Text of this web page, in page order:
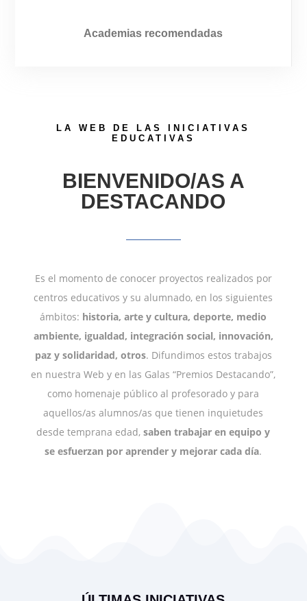
Academias recomendadas
LA WEB DE LAS INICIATIVAS
EDUCATIVAS
BIENVENIDO/AS A
DESTACANDO
Es el momento de conocer proyectos realizados por
centros educativos y su alumnado, en los siguientes
ámbitos: historia, arte y cultura, deporte, medio
ambiente, igualdad, integración social, innovación,
paz y solidaridad, otros. Difundimos estos trabajos
en nuestra Web y en las Galas “Premios Destacando”,
como homenaje público al profesorado y para
aquellos/as alumnos/as que tienen inquietudes
desde temprana edad,saben trabajar en equipo y
se esfuerzan por aprender y mejorar cada día.